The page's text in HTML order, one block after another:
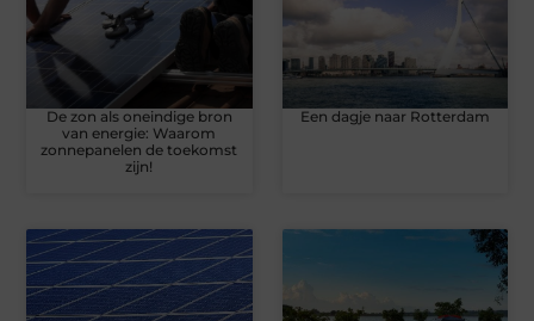
De zon als oneindige bron
van energie: Waarom
zonnepanelen de toekomst
zijn!
Een dagje naar Rotterdam